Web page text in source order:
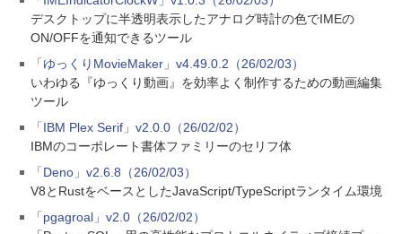
デスクトップに半透明表示したアナログ時計の色でIMEの
ON/OFFを通知できるツール
「ゆっくりMovieMaker」v4.49.0.2（26/02/03）
いわゆる『ゆっくり動画』を効率よく制作するための動画編集
ツール
「IBM Plex Serif」v2.0.0（26/02/02）
IBMのコーポレート書体ファミリーのセリフ体
「Deno」v2.6.8（26/02/03）
V8とRustをベースとしたJavaScript/TypeScriptランタイム環境
「pgagroal」v2.0（26/02/02）